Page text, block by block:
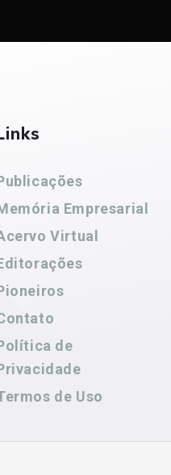
Empresarial
Virtual
de
de Uso